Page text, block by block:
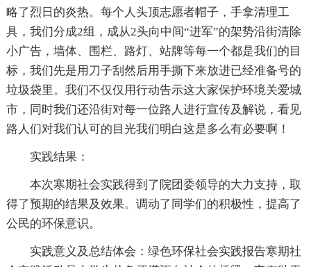
略了烈日的炎热。每个人头顶志愿者帽子，手拿清理工
具，我们分成2组，成从2头向中间“进军”的架势沿街清除
小广告，墙体、围栏、路灯、站牌等每一个都是我们的目
标，我们先是用刀子刮然后用手撕下来放进已经准备号的
垃圾袋里。我们不仅仅用行动告示这大家保护环境关爱城
市，同时我们还沿街对每一位路人进行宣传及解说，看见
路人们对我们认可的目光我们明白这是多么有必要啊！
实践结果：
本次寒期社会实践得到了院团委领导的大力支持，取
得了预期的结果及效果。调动了同学们的积极性，提高了
公民的环保意识。
实践意义及总结体会：绿色环保社会实践报告寒期社